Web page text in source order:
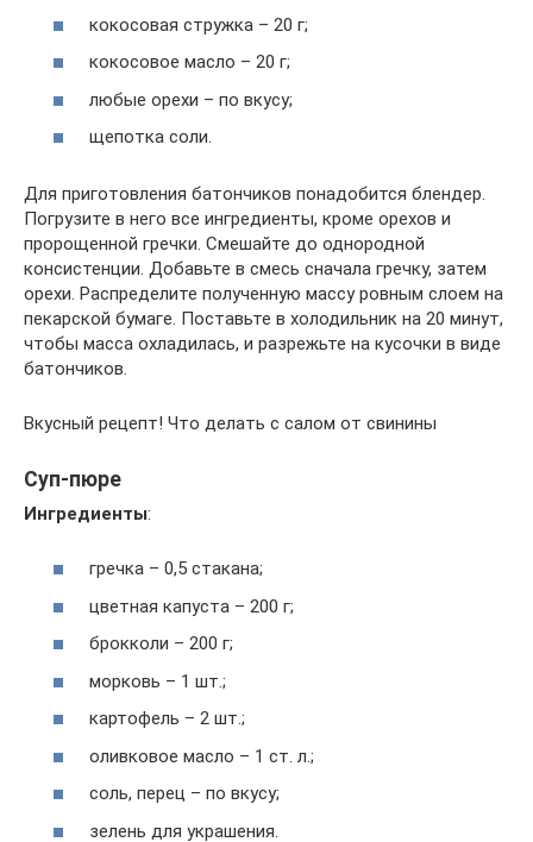
кокосовая стружка – 20 г;
кокосовое масло – 20 г;
любые орехи – по вкусу;
щепотка соли.
Для приготовления батончиков понадобится блендер.
Погрузите в него все ингредиенты, кроме орехов и
пророщенной гречки. Смешайте до однородной
консистенции. Добавьте в смесь сначала гречку, затем
орехи. Распределите полученную массу ровным слоем на
пекарской бумаге. Поставьте в холодильник на 20 минут,
чтобы масса охладилась, и разрежьте на кусочки в виде
батончиков.
Вкусный рецепт! Что делать с салом от свинины
Суп-пюре
Ингредиенты:
гречка – 0,5 стакана;
цветная капуста – 200 г;
брокколи – 200 г;
морковь – 1 шт.;
картофель – 2 шт.;
оливковое масло – 1 ст. л.;
соль, перец – по вкусу;
зелень для украшения.